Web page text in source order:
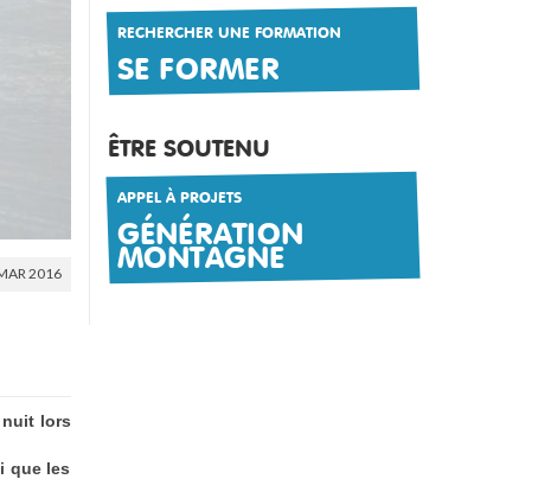
2016
nuit lors
que les
RECHERCHER UNE FORMATION
SE FORMER
ÊTRE SOUTENU
APPEL À PROJETS
GÉNÉRATION
MONTAGNE